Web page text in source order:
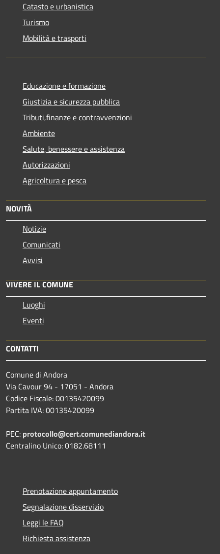
Catasto e urbanistica
Turismo
Mobilità e trasporti
Educazione e formazione
Giustizia e sicurezza pubblica
Tributi,finanze e contravvenzioni
Ambiente
Salute, benessere e assistenza
Autorizzazioni
Agricoltura e pesca
NOVITÀ
Notizie
Comunicati
Avvisi
VIVERE IL COMUNE
Luoghi
Eventi
CONTATTI
Comune di Andora
Via Cavour 94 - 17051 - Andora
Codice Fiscale: 00135420099
Partita IVA: 00135420099
PEC: protocollo@cert.comunediandora.it
Centralino Unico: 0182.68111
Prenotazione appuntamento
Segnalazione disservizio
Leggi le FAQ
Richiesta assistenza